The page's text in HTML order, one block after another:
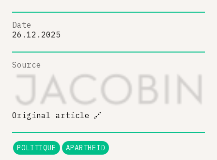
Date
26.12.2025
Source
Original article 🔗
POLITIQUE APARTHEID